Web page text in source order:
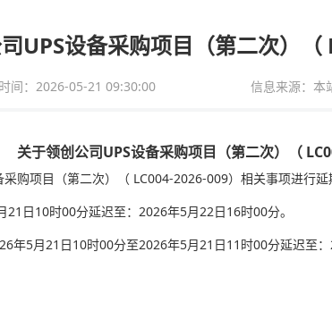
UPS设备采购项目（第二次）
间：2026-05-21 09:30:00 信息来源：本
关于领创公司UPS设备采购项目（第二次）（
购项目（第二次）（ LC004-2026-009）相关事项进行延
日10时00分延迟至：2026年5月22日16时00分。
年5月21日10时00分至2026年5月21日11时00分延迟至